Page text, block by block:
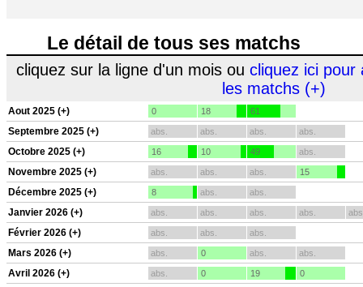
Le détail de tous ses matchs
cliquez sur la ligne d'un mois ou cliquez ici pour
les matchs (+)
Aout 2025 (+) 0 18 61
Septembre 2025 (+) abs. abs. abs. abs.
Octobre 2025 (+) 16 10 49 abs.
Novembre 2025 (+) abs. abs. abs. 15
Décembre 2025 (+) 8 abs. abs.
Janvier 2026 (+) abs. abs. abs. abs.
Février 2026 (+) abs. abs. abs.
Mars 2026 (+) abs. 0 abs. abs.
Avril 2026 (+) abs. 0 19 0